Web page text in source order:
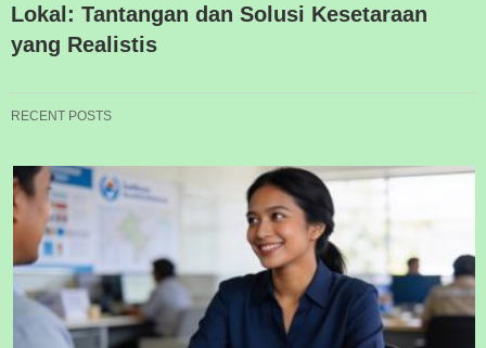
Lokal: Tantangan dan Solusi Kesetaraan
yang Realistis
RECENT POSTS